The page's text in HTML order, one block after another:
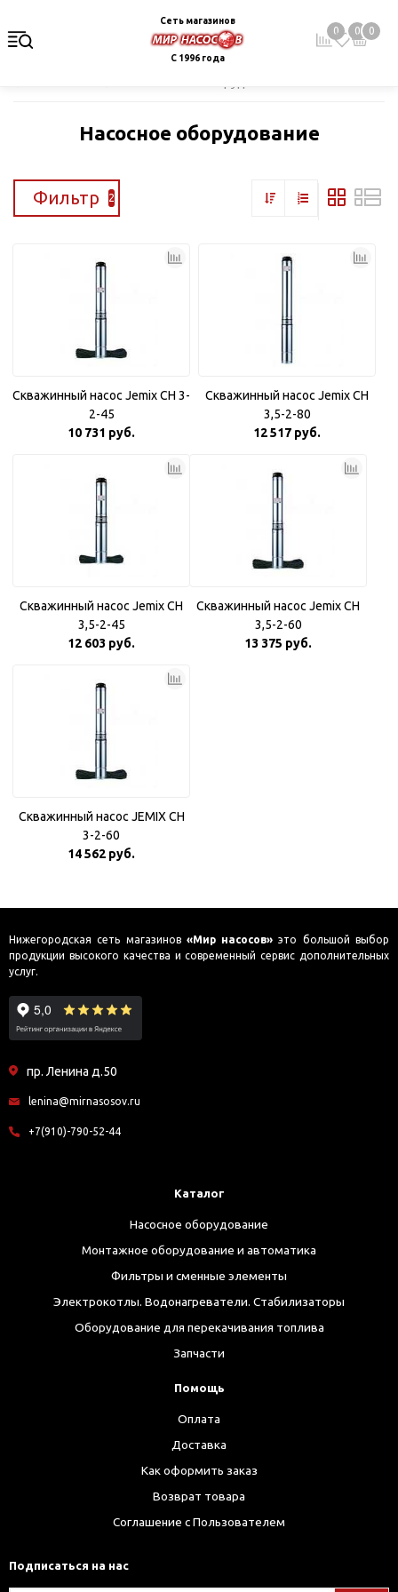
Сеть магазинов
С 1996 года
0 0 0
Насосное оборудование
Фильтр 2
Скважинный насос Jemix CH 3-
2-45
10 731 руб.
Скважинный насос Jemix CH
3,5-2-80
12 517 руб.
Скважинный насос Jemix CH
3,5-2-45
12 603 руб.
Скважинный насос Jemix CH
3,5-2-60
13 375 руб.
Скважинный насос JEMIX CH
3-2-60
14 562 руб.
Нижегородская сеть магазинов «Мир насосов» это большой выбор
продукции высокого качества и современный сервис дополнительных
услуг.
пр. Ленина д.50
lenina@mirnasosov.ru
+7(910)-790-52-44
Каталог
Насосное оборудование
Монтажное оборудование и автоматика
Фильтры и сменные элементы
Электрокотлы. Водонагреватели. Стабилизаторы
Оборудование для перекачивания топлива
Запчасти
Помощь
Оплата
Доставка
Как оформить заказ
Возврат товара
Соглашение с Пользователем
Подписаться на нас